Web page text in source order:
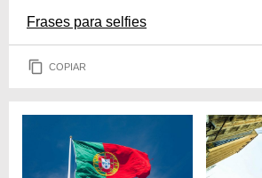
Frases para selfies
COPIAR